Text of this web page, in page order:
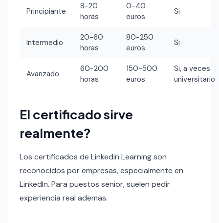
Principiante
8-20
horas
0-40
euros
Si
Intermedio
20-60
horas
80-250
euros
Si
Avanzado
60-200
horas
150-500
euros
Si, a veces
universitario
El certificado sirve
realmente?
Los certificados de Linkedin Learning son
reconocidos por empresas, especialmente en
LinkedIn. Para puestos senior, suelen pedir
experiencia real ademas.